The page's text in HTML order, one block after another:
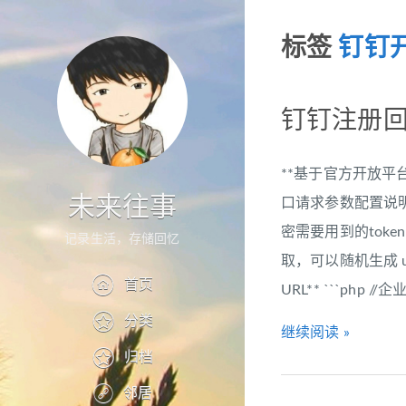
未来往事
记录生活，存储回忆
首页
分类
归档
邻居
标签 钉钉
钉钉注册
**基于官方开放平
口请求参数配置说
密需要用到的
取，可以随机生成
URL** ```php //企
继续阅读 »